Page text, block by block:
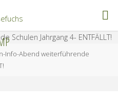
Info-Abend weiterführende